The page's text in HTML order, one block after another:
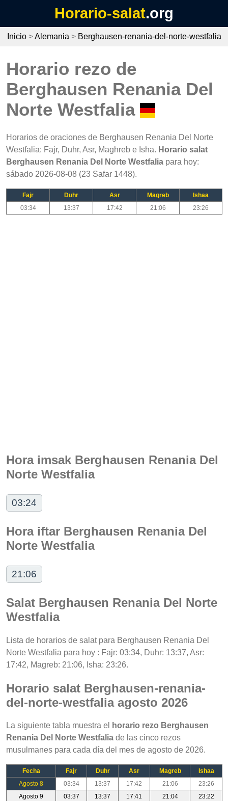
Horario-salat.org
Inicio>Alemania > Berghausen-renania-del-norte-westfalia
Horario rezo de
Berghausen Renania Del
Norte Westfalia
Horarios de oraciones de Berghausen Renania Del Norte
Westfalia: Fajr, Duhr, Asr, Maghreb e Isha. Horario salat
Berghausen Renania Del Norte Westfalia para hoy:
sábado 2026-08-08 (23 Safar 1448).
Fajr Duhr Asr Magreb
Ishaa
03:34
13:37 17:42 21:06 23:26
Hora imsak Berghausen Renania Del
Norte Westfalia
03:24
Hora iftar Berghausen Renania Del
Norte Westfalia
21:06
Salat Berghausen Renania Del Norte
Westfalia
Lista de horarios de salat para Berghausen Renania Del
Norte Westfalia para hoy : Fajr: 03:34, Duhr: 13:37, Asr:
17:42, Magreb: 21:06, Isha: 23:26.
Horario salat Berghausen-renania-
del-norte-westfalia agosto 2026
La siguiente tabla muestra el
horario rezo Berghausen
Renania Del Norte Westfalia de las cinco rezos
musulmanes para cada día del mes de agosto de 2026.
Fecha Fajr Duhr Asr Magreb
Ishaa
Agosto 8
03:34 13:37 17:42 21:06
23:26
Agosto 9
03:37 13:37 17:41 21:04
23:22